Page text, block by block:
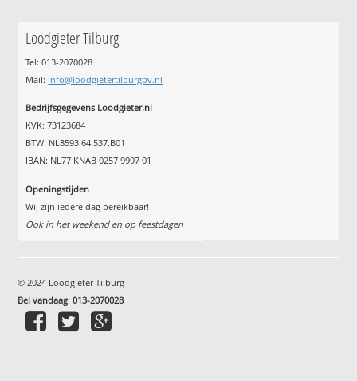
Loodgieter Tilburg
Tel: 013-2070028
Mail: info@loodgietertilburgbv.nl
Bedrijfsgegevens Loodgieter.nl
KVK: 73123684
BTW: NL8593.64.537.B01
IBAN: NL77 KNAB 0257 9997 01
Openingstijden
Wij zijn iedere dag bereikbaar!
Ook in het weekend en op feestdagen
© 2024 Loodgieter Tilburg
Bel vandaag:013-2070028